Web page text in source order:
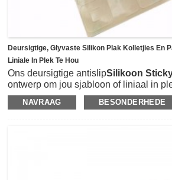
Deursigtige, Glyvaste Silikon Plak Kolletjies En
Liniale In Plek Te Hou
Ons deursigtige antislipSilikoon
ontwerp om jou sjabloon of liniaal in
voorkom wanneer die roterende snyer
die sny veiliger, meer akkuraat en
NAVRAAG BESONDERHEDE